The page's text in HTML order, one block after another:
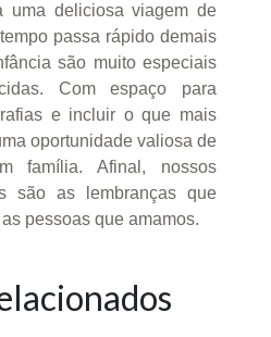
deliciosa viagem de
passa rápido demais
são muito especiais
Com espaço para
e incluir o que mais
oportunidade valiosa de
família. Afinal, nossos
são as lembranças que
pessoas que amamos.